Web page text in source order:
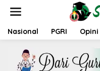
t
Nasional PGRI Opini